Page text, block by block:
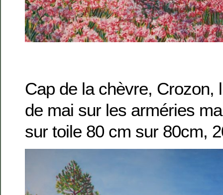
Cap de la chèvre, Crozon,
de mai sur les arméries
sur toile 80 cm sur 80cm,